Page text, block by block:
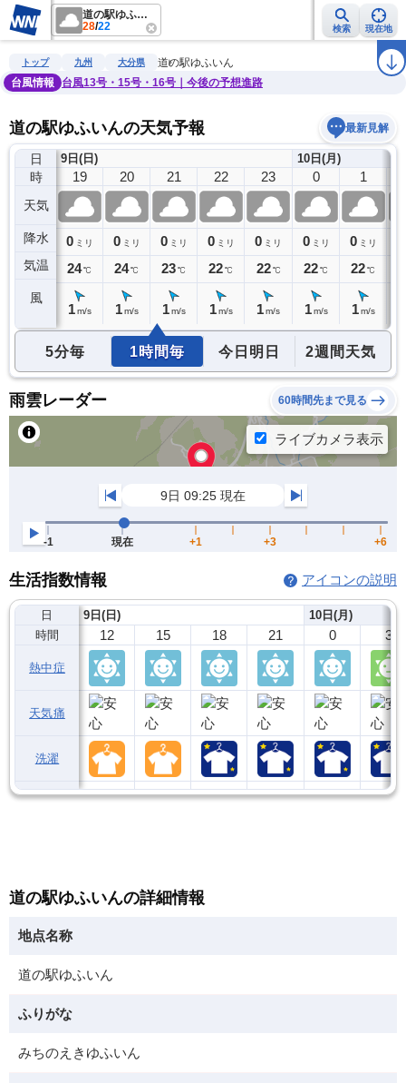
道の駅ゆふいん
28/22 検索 現在地
雨雲レーダー 台風情報 地震情報 ラ
トップ 九州 大分県
道の駅ゆふいん
台風情報
台風13号・15号・16号｜今後の予想進路
道の駅ゆふいんの天気予報 最新見解
日
時
天気
降水
気温
風
9日(日)
18
0ミリ
25℃
19
0 ミリ
24℃
1 m/s
20
0 ミリ
24℃
1 m/s
21
0 ミリ
23℃
1 m/s
22
0 ミリ
22℃
1 m/s
23
0 ミリ
22 ℃
1m/s
10日(月)
0
0 ミリ
22℃
1 m/s
1
0 ミリ
22℃
1 m/s
5分毎 1時間毎 今日明日 2週間天気
雨雲レーダー 60時間先まで見る
生活指数情報 アイコンの説明
日
時間
熱中症
天気痛
洗濯
9日(日)
12 15 18 21
10日(月)
0 3
道の駅ゆふいんの詳細情報
地点名称
道の駅ゆふいん
ふりがな
みちのえきゆふいん